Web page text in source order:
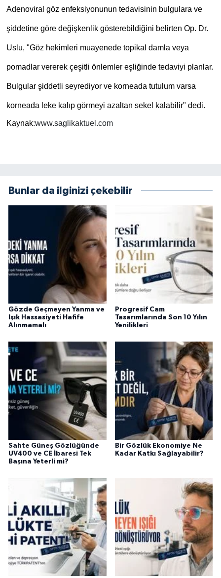
Adenoviral göz enfeksiyonunun tedavisinin bulgulara ve
şiddetine göre değişkenlik gösterebildiğini belirten Op. Dr.
Uslu, "Göz hekimleri muayenede topikal damla veya
pomadlar vererek çeşitli önlemler eşliğinde tedaviyi planlar.
Bulgular şiddetli seyrediyor ve korneada tutulum varsa
korneada leke kalıp görmeyi azaltan sekel kalabilir" dedi.
Kaynak:www.saglikaktuel.com
Bunlar da ilginizi çekebilir
Gözde Geçmeyen Yanma ve
Işık Hassasiyeti Hafife
Alınmamalı
Progresif Cam
Tasarımlarında Son 10 Yılın
Yenilikleri
Sahte Güneş Gözlüğünde
UV400 ve CE İbaresi Tek
Başına Yeterli mi?
Bir Gözlük Ekonomiye Ne
Kadar Katkı Sağlayabilir?